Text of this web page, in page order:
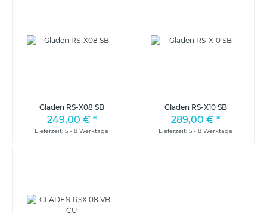
Gladen RS-X08 SB
249,00 € *
Lieferzeit: 5 - 8 Werktage
Gladen RS-X10 SB
289,00 € *
Lieferzeit: 5 - 8 Werktage